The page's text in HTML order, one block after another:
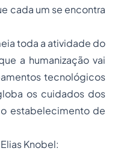
cada um se encontra
toda a atividade do
a humanização vai
tecnológicos
os cuidados dos
estabelecimento de
Knobel: